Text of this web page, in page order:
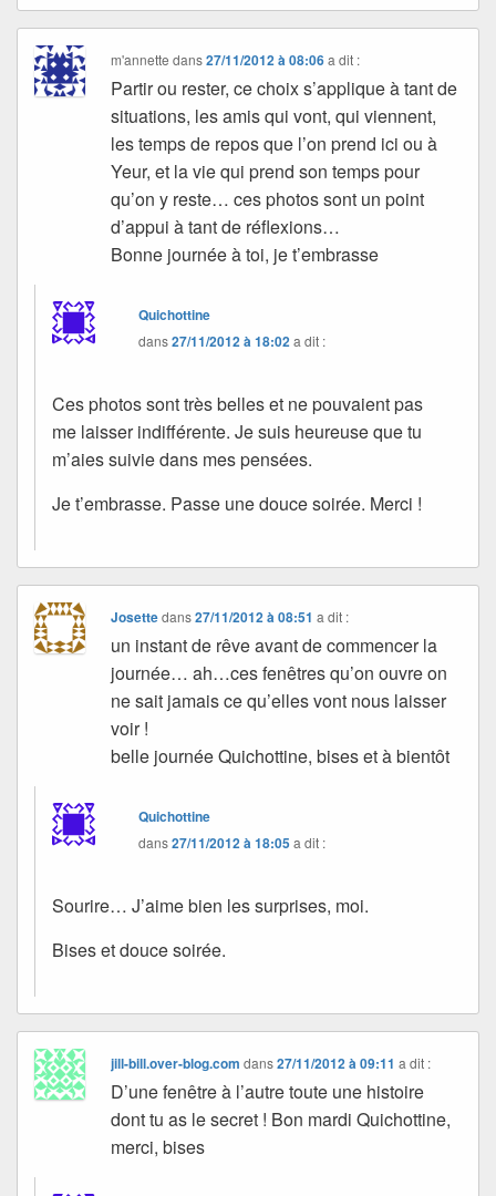
m'annette dans27/11/2012 à 08:06 a dit :
Partir ou rester, ce choix s’applique à tant de
situations, les amis qui vont, qui viennent,
les temps de repos que l’on prend ici ou à
Yeur, et la vie qui prend son temps pour
qu’on y reste… ces photos sont un point
d’appui à tant de réflexions…
Bonne journée à toi, je t’embrasse
Quichottine
dans27/11/2012 à 18:02a dit :
Ces photos sont très belles et ne pouvaient pas
me laisser indifférente. Je suis heureuse que tu
m’aies suivie dans mes pensées.
Je t’embrasse. Passe une douce soirée. Merci !
Josettedans27/11/2012 à 08:51 a dit :
un instant de rêve avant de commencer la
journée… ah…ces fenêtres qu’on ouvre on
ne sait jamais ce qu’elles vont nous laisser
voir !
belle journée Quichottine, bises et à bientôt
Quichottine
dans27/11/2012 à 18:05a dit :
Sourire… J’aime bien les surprises, moi.
Bises et douce soirée.
jill-bill.over-blog.com dans27/11/2012 à 09:11 a dit :
D’une fenêtre à l’autre toute une histoire
dont tu as le secret ! Bon mardi Quichottine,
merci, bises